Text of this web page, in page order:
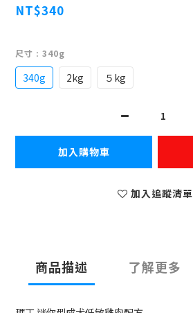
NT$340
尺寸 : 340g
340g 2kg ５kg
加入購物車
加入追蹤清單
商品描述 了解更多